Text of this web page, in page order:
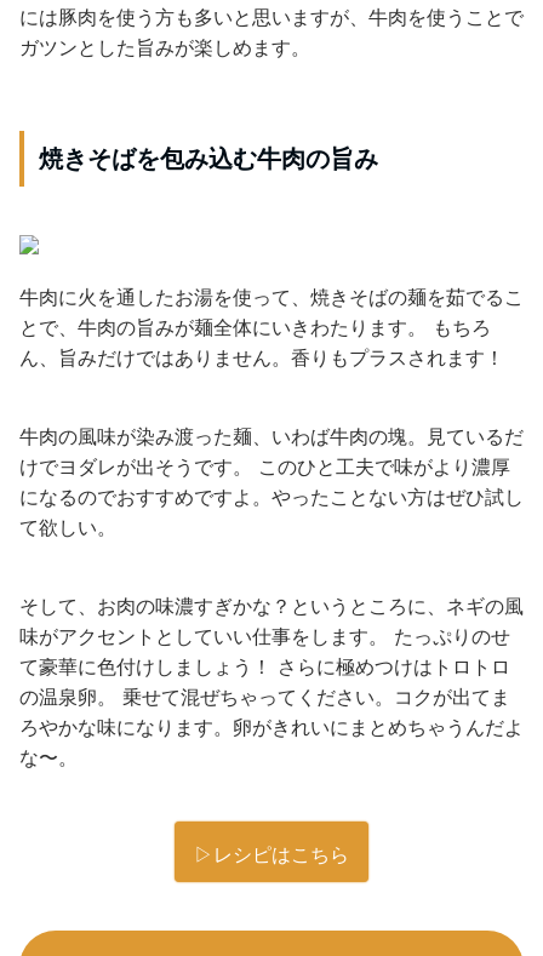
には豚肉を使う方も多いと思いますが、牛肉を使うことで
ガツンとした旨みが楽しめます。
焼きそばを包み込む牛肉の旨み
牛肉に火を通したお湯を使って、焼きそばの麺を茹でるこ
とで、牛肉の旨みが麺全体にいきわたります。 もちろ
ん、旨みだけではありません。香りもプラスされます！
牛肉の風味が染み渡った麺、いわば牛肉の塊。見ているだ
けでヨダレが出そうです。 このひと工夫で味がより濃厚
になるのでおすすめですよ。やったことない方はぜひ試し
て欲しい。
そして、お肉の味濃すぎかな？というところに、ネギの風
味がアクセントとしていい仕事をします。 たっぷりのせ
て豪華に色付けしましょう！ さらに極めつけはトロトロ
の温泉卵。 乗せて混ぜちゃってください。コクが出てま
ろやかな味になります。卵がきれいにまとめちゃうんだよ
な〜。
▷レシピはこちら